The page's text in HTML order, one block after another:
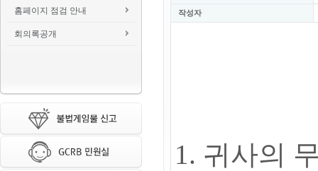
홈페이지 점검 안내
회의록공개
작성자
1. 귀사의